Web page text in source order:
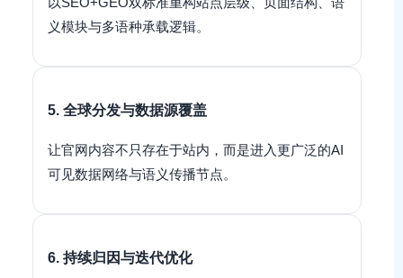
义模块与多语种承载逻辑。
5. 全球分发与数据源覆盖
让官网内容不只存在于站内，而是进入更广泛的AI
可见数据网络与语义传播节点。
6. 持续归因与迭代优化